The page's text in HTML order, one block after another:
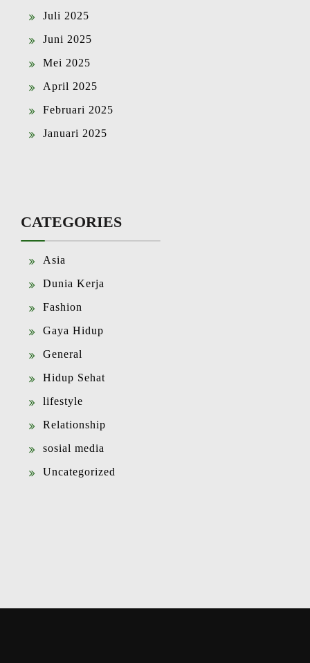
Juli 2025
Juni 2025
Mei 2025
April 2025
Februari 2025
Januari 2025
CATEGORIES
Asia
Dunia Kerja
Fashion
Gaya Hidup
General
Hidup Sehat
lifestyle
Relationship
sosial media
Uncategorized